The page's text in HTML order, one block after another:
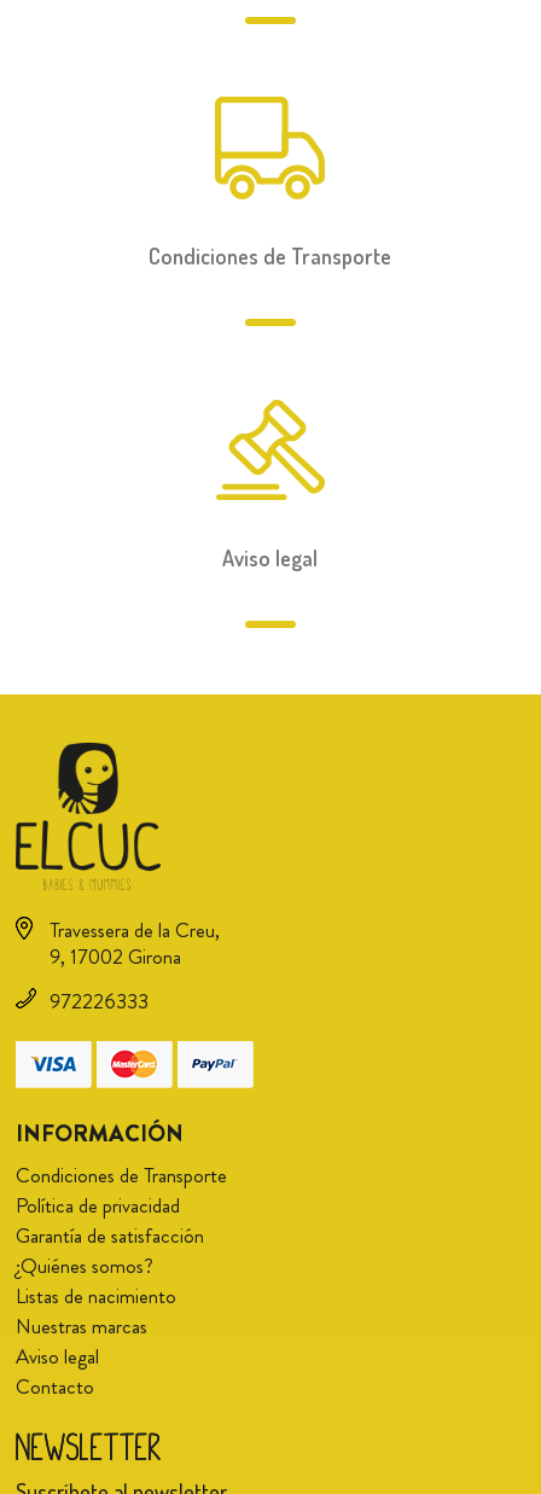
Condiciones de Transporte
Aviso legal
Travessera de la Creu,
9, 17002 Girona
972226333
INFORMACIÓN
Condiciones de Transporte
Política de privacidad
Garantía de satisfacción
¿Quiénes somos?
Listas de nacimiento
Nuestras marcas
Aviso legal
Contacto
Newsletter